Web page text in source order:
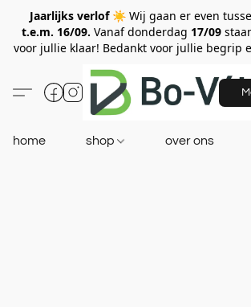
Jaarlijks verlof ☀️ Wij gaan er even
t.e.m. 16/09. Vanaf donderdag 17/09
voor jullie klaar! Bedankt voor jullie begrip
home shop over ons